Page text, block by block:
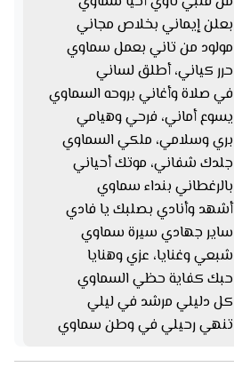
بعلن إيماني بخلاص مجاني
مولود من تاني بعمل سماوي
حرر كياني، أطلق لساني
في صلاة وأغاني بروحه السماوي
يسوع أماني، فرحي وهيامي
بري وسلامي، ملكي السماوي
جلدك شفاني، موتك أحياني
بالرغطاني بنداء سماوي
أشهد وأنادي بصلبك يا فادي
ساير جهادي سيرة سماوي
شبعي وغنايا، عزي وهنايا
حبك كفاية حظي السماوي
كل دليلي مرشد في ليلي
تنهي رحيلي في وطن سماوي